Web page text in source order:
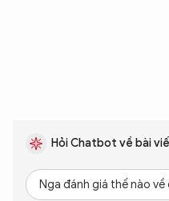
Hỏi Chatbot về bài
Nga đánh giá thế nào